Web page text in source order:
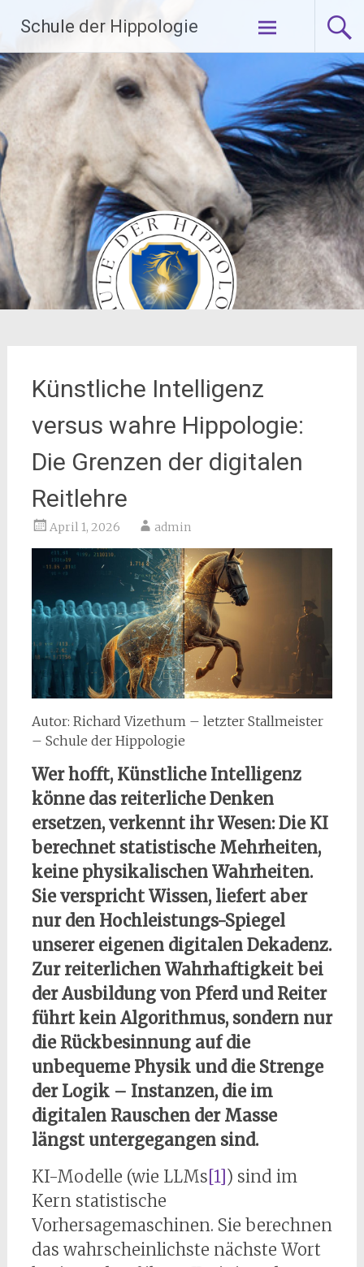
Inhalt
springen
Schule der Hippologie
Künstliche Intelligenz
versus wahre Hippologie:
Die Grenzen der digitalen
Reitlehre
April 1, 2026 admin
Autor: Richard Vizethum – letzter Stallmeister
– Schule der Hippologie
Wer hofft, Künstliche Intelligenz
könne das reiterliche Denken
ersetzen, verkennt ihr Wesen: Die KI
berechnet statistische Mehrheiten,
keine physikalischen Wahrheiten.
Sie verspricht Wissen, liefert aber
nur den Hochleistungs-Spiegel
unserer eigenen digitalen Dekadenz.
Zur reiterlichen Wahrhaftigkeit bei
der Ausbildung von Pferd und Reiter
führt kein Algorithmus, sondern nur
die Rückbesinnung auf die
unbequeme Physik und die Strenge
der Logik – Instanzen, die im
digitalen Rauschen der Masse
längst untergegangen sind.
KI-Modelle (wie LLMs[1]) sind im
Kern statistische
Vorhersagemaschinen. Sie berechnen
das wahrscheinlichste nächste Wort